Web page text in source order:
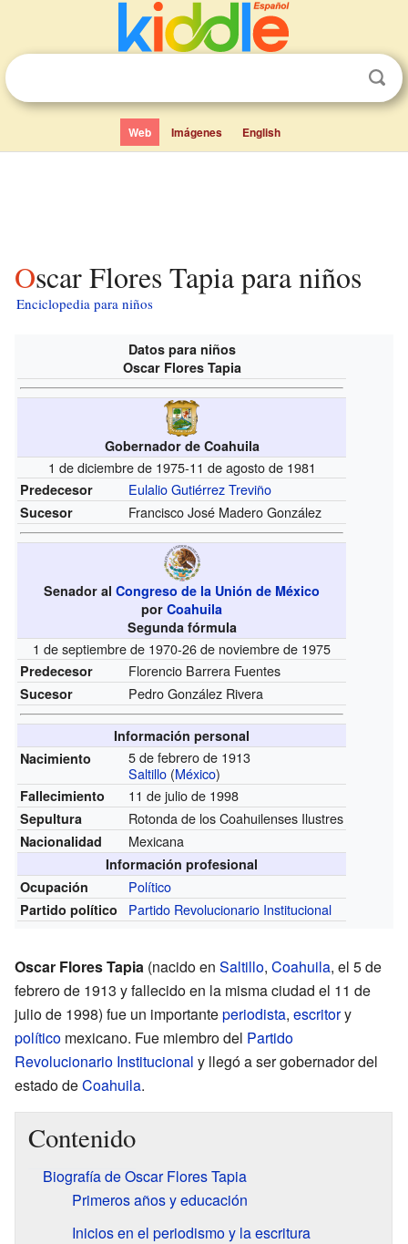
Web Imágenes English
Oscar Flores Tapia para niños
Enciclopedia para niños
Datos para niños
Oscar Flores Tapia
Gobernador de Coahuila
1 de diciembre de 1975-11 de agosto de 1981
Predecesor Eulalio Gutiérrez Treviño
Sucesor Francisco José Madero González
Senador alCongreso de la Unión de México
porCoahuila
Segunda fórmula
1 de septiembre de 1970-26 de noviembre de 1975
Predecesor Florencio Barrera Fuentes
Sucesor Pedro González Rivera
Información personal
Nacimiento
5 de febrero de 1913
Saltillo (México)
Fallecimiento 11 de julio de 1998
Sepultura Rotonda de los Coahuilenses Ilustres
Nacionalidad Mexicana
Información profesional
Ocupación
Político
Partido político Partido Revolucionario Institucional
Oscar Flores Tapia (nacido en Saltillo, Coahuila, el 5 de
febrero de 1913 y fallecido en la misma ciudad el 11 de
julio de 1998) fue un importanteperiodista, escritory
político mexicano. Fue miembro del Partido
Revolucionario Institucional y llegó a ser gobernador del
estado deCoahuila.
Contenido
Biografía de Oscar Flores Tapia
Primeros años y educación
Inicios en el periodismo y la escritura